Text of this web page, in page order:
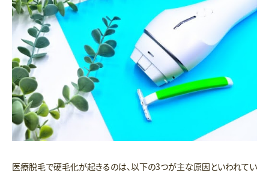
医療脱毛で硬毛化が起きるのは、以下の3つが主な原因といわれてい